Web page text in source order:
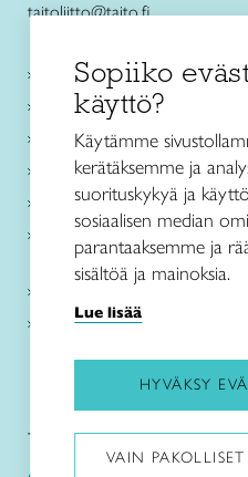
taitoliitto@taito.fi
Käsityökurssit ja koulutus
Ajankohtaista
Käsityöohjeet
Me olemme Taito
Paikallinen toiminta
Verkkokaupat
Kirjaudu Arviin
Kirjaudu Taitocampukseen
Taitoliitto:
Sopiiko
käyttö?
Käytämme
kerätäksemme ja
suorituskykyä ja
sosiaalisen median
parantaaksemme ja
sisältöä ja mainoksia.
Lue lisää
HYVÄKSY
VAIN PAKOLLISET